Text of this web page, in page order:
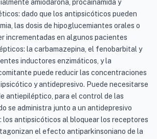
amiodarona, procainamida y
dado que los antipsicóticos pueden
las dosis de hipoglucemiantes orales o
incrementadas en algunos pacientes
la carbamazepina, el fenobarbital y
inductores enzimáticos, y la
puede reducir las concentraciones
y antidepresivo. Puede necesitarse
antiepiléptico, para el control de las
se administra junto a un antidepresivo
los antipsicóticos al bloquear los receptores
el efecto antiparkinsoniano de la